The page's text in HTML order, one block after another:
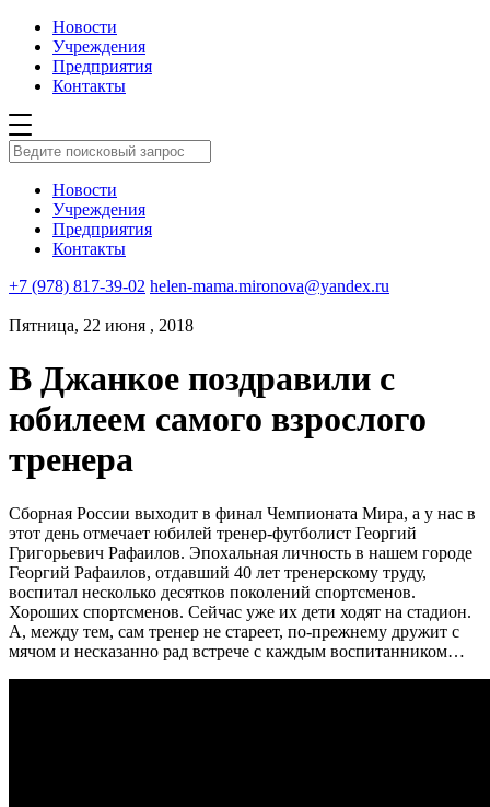
Новости
Учреждения
Предприятия
Контакты
Новости
Учреждения
Предприятия
Контакты
+7 (978) 817-39-02 helen-mama.mironova@yandex.ru
Пятница, 22 июня , 2018
В Джанкое поздравили с
юбилеем самого взрослого
тренера
Сборная России выходит в финал Чемпионата Мира, а у нас в
этот день отмечает юбилей тренер-футболист Георгий
Григорьевич Рафаилов. Эпохальная личность в нашем городе
Георгий Рафаилов, отдавший 40 лет тренерскому труду,
воспитал несколько десятков поколений спортсменов.
Хороших спортсменов. Сейчас уже их дети ходят на стадион.
А, между тем, сам тренер не стареет, по-прежнему дружит с
мячом и несказанно рад встрече с каждым воспитанником…